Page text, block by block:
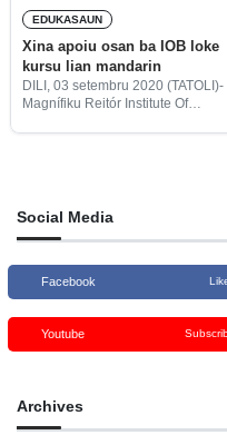
EDUKASAUN
Xina apoiu osan ba IOB loke
kursu lian mandarin
DILI, 03 setembru 2020 (TATOLI)-
Magnífiku Reitór Institute Of
Social Media
Facebook
Youtube
Archives